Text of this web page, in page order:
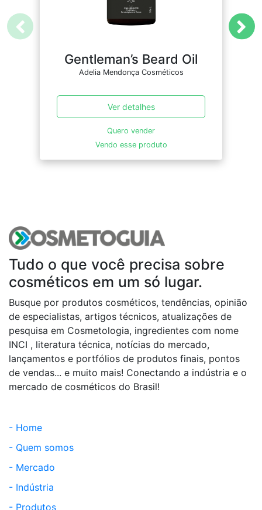
Gentleman’s Beard Oil
Adelia Mendonça Cosméticos
Ver detalhes
Quero vender
Vendo esse produto
Tudo o que você precisa sobre
cosméticos em um só lugar.
Busque por produtos cosméticos, tendências, opinião
de especialistas, artigos técnicos, atualizações de
pesquisa em Cosmetologia, ingredientes com nome
INCI , literatura técnica, notícias do mercado,
lançamentos e portfólios de produtos finais, pontos
de vendas... e muito mais! Conectando a indústria e o
mercado de cosméticos do Brasil!
- Home
- Quem somos
- Mercado
- Indústria
- Produtos